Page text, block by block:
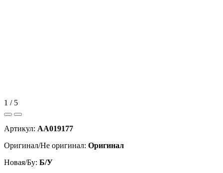
1 / 5
Артикул: AA019177
Оригинал/Не оригинал: Оригинал
Новая/Бу: Б/У